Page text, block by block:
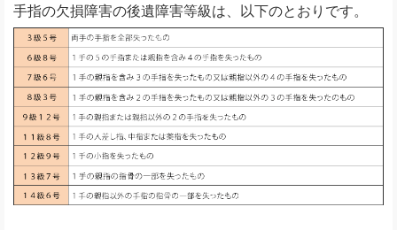
手指の欠損障害の後遺障害等級は、以下のとおりです。